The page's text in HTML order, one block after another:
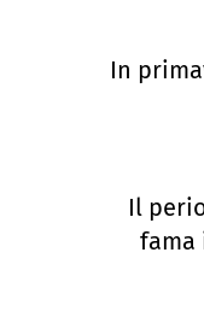
In
Il
fama